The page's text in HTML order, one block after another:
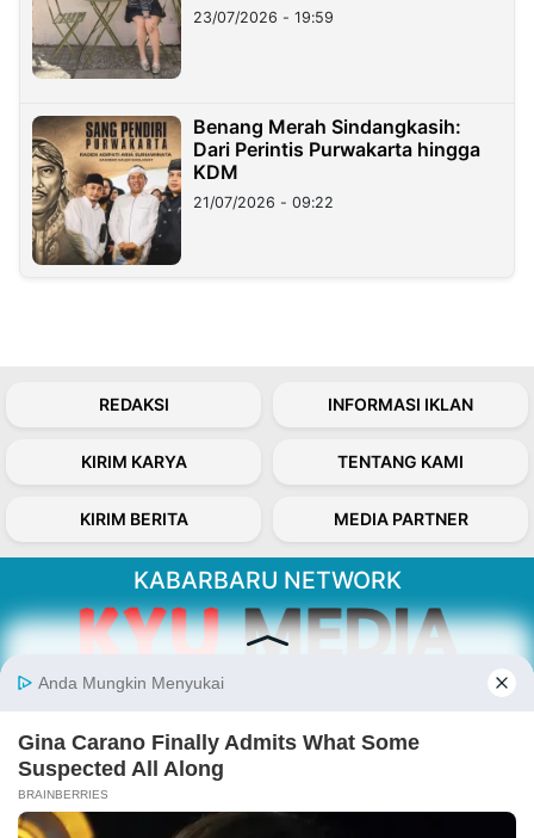
23/07/2026 - 19:59
Benang Merah Sindangkasih:
Dari Perintis Purwakarta hingga
KDM
21/07/2026 - 09:22
REDAKSI INFORMASI IKLAN
KIRIM KARYA TENTANG KAMI
KIRIM BERITA MEDIA PARTNER
KABARBARU NETWORK
Kabarbaru.co menyajikan berita aktual dan
inspiratif dari sudut pandang berbaik sangka